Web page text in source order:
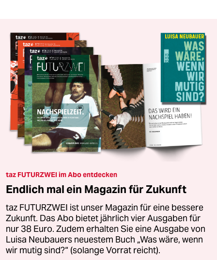
taz FUTURZWEI im Abo entdecken
Endlich mal ein Magazin für Zukunft
taz FUTURZWEI ist unser Magazin für eine bessere
Zukunft. Das Abo bietet jährlich vier Ausgaben für
nur 38 Euro. Zudem erhalten Sie eine Ausgabe von
Luisa Neubauers neuestem Buch „Was wäre, wenn
wir mutig sind?“ (solange Vorrat reicht).